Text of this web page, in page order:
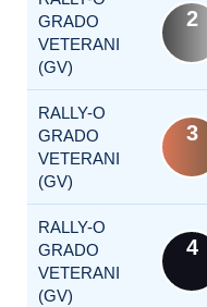
GRADO
VETERANI
(GV)
2
RALLY-O
GRADO
VETERANI
(GV)
3
RALLY-O
GRADO
VETERANI
(GV)
4